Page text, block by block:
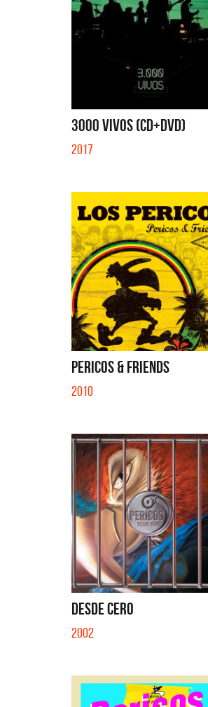
3000 VIVOS (CD+DVD)
2017
PERICOS & FRIENDS
2010
DESDE CERO
2002